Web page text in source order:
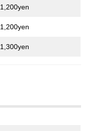
1,200yen
1,200yen
1,300yen